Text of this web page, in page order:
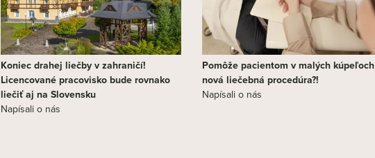
Koniec drahej liečby v zahraničí!
Licencované pracovisko bude rovnako
liečiť aj na Slovensku
Napísali o nás
Pomôže pacientom v malých kúpeľoch
nová liečebná procedúra?!
Napísali o nás